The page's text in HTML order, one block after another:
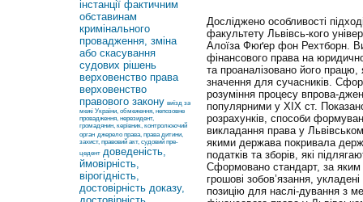
інстанції фактичним
обставинам
кримінального
провадження, зміна
або скасування
судових рішень
верховенство права
верховенство
правового закону виїзд за
межі України, обмеження, непозовне
провадження, нерезидент,
громадянин, керівник, контролюючий
орган джерело права, права дитини,
захист, правовий акт, судовий пре-
цедент доведеність,
ймовірність,
вірогідність,
достовірність доказу,
Досліджено особливості
факультету Львівсь-кого
Алоїза Фюґер фон Рехтборн.
фінансового права на
та проаналізовано його працю,
значення для сучасників.
розуміння процесу впрова-
популярними у ХІХ ст.
розрахунків, способи
викладання права у
якими держава покривала
податків та зборів, які
Сформовано стандарт, за яким
грошові зобов’язання,
позицію для наслі-дування з